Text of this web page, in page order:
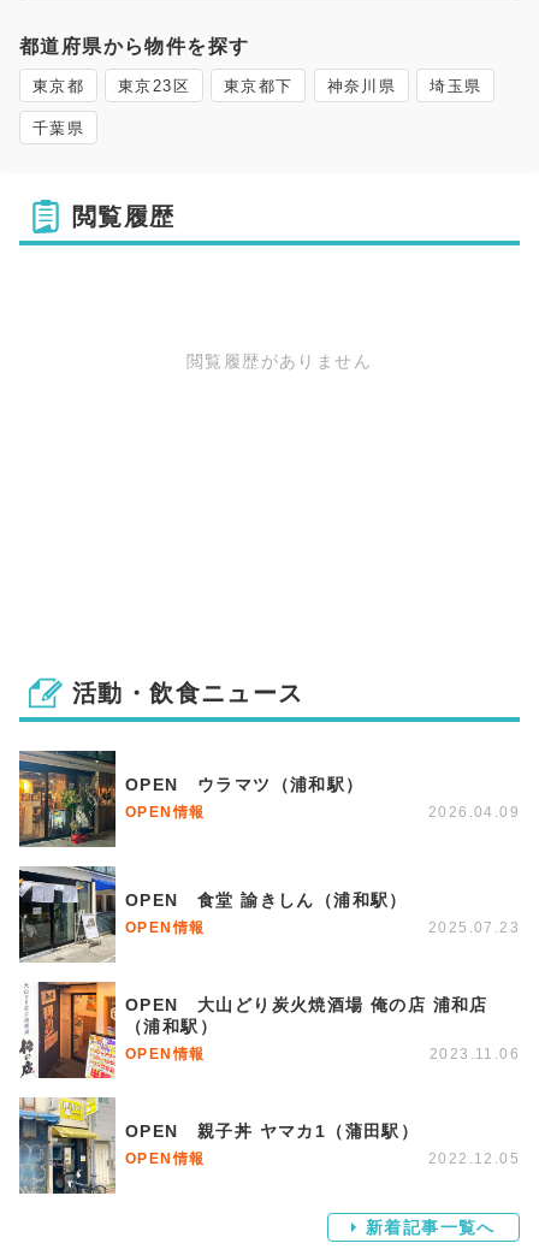
都道府県から物件を探す
東京都 東京23区 東京都下 神奈川県 埼玉県
千葉県
閲覧履歴
閲覧履歴がありません
活動・飲食ニュース
OPEN ウラマツ（浦和駅）
OPEN情報 2026.04.09
OPEN 食堂 諭きしん（浦和駅）
OPEN情報 2025.07.23
OPEN 大山どり炭火焼酒場 俺の店 浦和店
（浦和駅）
OPEN情報 2023.11.06
OPEN 親子丼 ヤマカ1（蒲田駅）
OPEN情報 2022.12.05
新着記事一覧へ